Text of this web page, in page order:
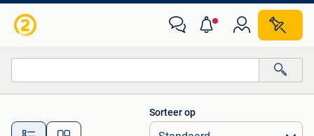
Alle afstanden…
Sorteer op